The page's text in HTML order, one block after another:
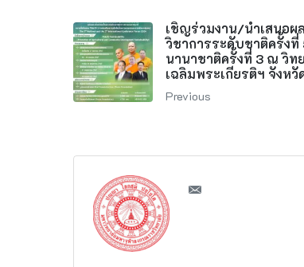
เชิญร่วมงาน/นำเสนอผ
วิชาการระดับชาติครั้งที่
นานาชาติครั้งที่ 3 ณ วิท
เฉลิมพระเกียรติฯ จังหวั
Previous